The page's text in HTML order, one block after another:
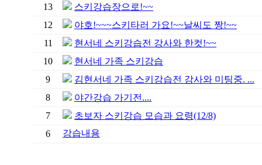
13
스키강습장으로!~~
12
야호!~~~스키타러 가요!~~날씨도 짱!~~
11
현서네 스키강습전 강사와 한컷!~~
10
현서네 가족 스키강습
9
김현서네 가족 스키강습전 강사와 미팅중. ...
8
야간강습 가기전....
7
초보자 스키강습 모습과 요령(12/8)
6
강습내용